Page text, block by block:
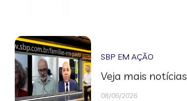
SBP EM AÇÃO
Veja mais notícias
08/06/2026